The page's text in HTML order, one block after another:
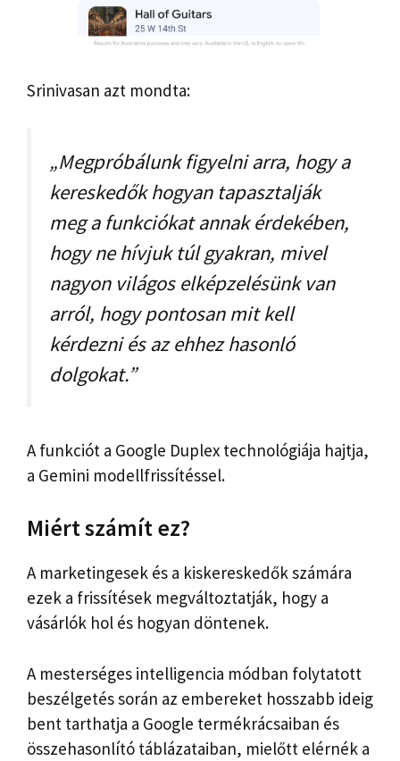
Srinivasan azt mondta:
„Megpróbálunk figyelni arra, hogy a
kereskedők hogyan tapasztalják
meg a funkciókat annak érdekében,
hogy ne hívjuk túl gyakran, mivel
nagyon világos elképzelésünk van
arról, hogy pontosan mit kell
kérdezni és az ehhez hasonló
dolgokat.”
A funkciót a Google Duplex technológiája hajtja,
a Gemini modellfrissítéssel.
Miért számít ez?
A marketingesek és a kiskereskedők számára
ezek a frissítések megváltoztatják, hogy a
vásárlók hol és hogyan döntenek.
A mesterséges intelligencia módban folytatott
beszélgetés során az embereket hosszabb ideig
bent tarthatja a Google termékrácsaiban és
összehasonlító táblázataiban, mielőtt elérnék a